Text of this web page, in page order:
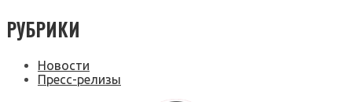
РУБРИКИ
Новости
Пресс-релизы